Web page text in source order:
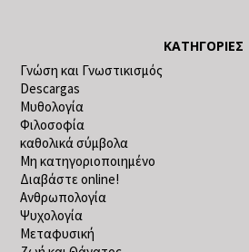
ΚΑΤΗΓΟΡΊΕΣ
Γνώση και Γνωστικισμός
Descargas
Μυθολογία
Φιλοσοφία
καθολικά σύμβολα
Μη κατηγοριοποιημένο
Διαβάστε online!
Ανθρωπολογία
Ψυχολογία
Μεταφυσική